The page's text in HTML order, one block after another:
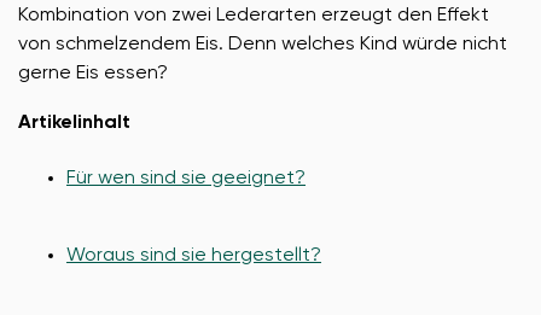
Kombination von zwei Lederarten erzeugt den Effekt
von schmelzendem Eis. Denn welches Kind würde nicht
gerne Eis essen?
Artikelinhalt
Für wen sind sie geeignet?
Woraus sind sie hergestellt?